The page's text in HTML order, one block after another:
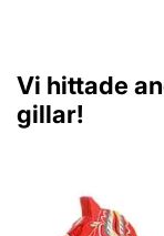
Vi hittade
gillar!